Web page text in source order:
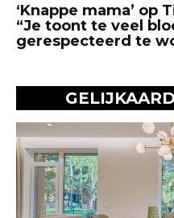
‘Knappe mama’
“Je toont te veel
gerespecteerd te